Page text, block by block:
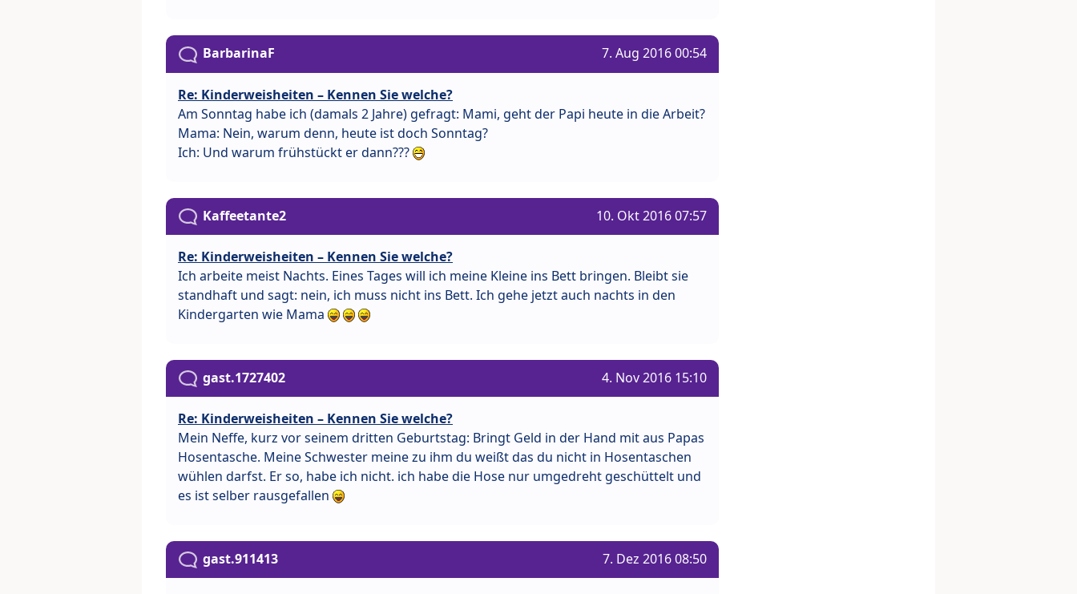
BarbarinaF 7. Aug 2016 00:54
Re: Kinderweisheiten – Kennen Sie welche?
Am Sonntag habe ich (damals 2 Jahre) gefragt: Mami, geht der Papi heute in die Arbeit?
Mama: Nein, warum denn, heute ist doch Sonntag?
Ich: Und warum frühstückt er dann???
Kaffeetante2 10. Okt 2016 07:57
Re: Kinderweisheiten – Kennen Sie welche?
Ich arbeite meist Nachts. Eines Tages will ich meine Kleine ins Bett bringen. Bleibt sie
standhaft und sagt: nein, ich muss nicht ins Bett. Ich gehe jetzt auch nachts in den
Kindergarten wie Mama
gast.1727402 4. Nov 2016 15:10
Re: Kinderweisheiten – Kennen Sie welche?
Mein Neffe, kurz vor seinem dritten Geburtstag: Bringt Geld in der Hand mit aus Papas
Hosentasche. Meine Schwester meine zu ihm du weißt das du nicht in Hosentaschen
wühlen darfst. Er so, habe ich nicht. ich habe die Hose nur umgedreht geschüttelt und
es ist selber rausgefallen
gast.911413 7. Dez 2016 08:50